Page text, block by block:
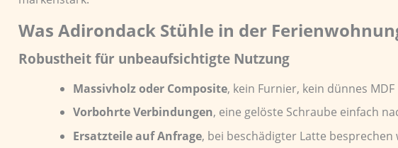
Was Adirondack Stühle in der
Robustheit für unbeaufsichtigte Nutzung
Massivholz oder Composite, kein Furnier, kein dünnes MDF
Vorbohrte Verbindungen, eine gelöste Schraube einfach
Ersatzteile auf Anfrage, bei beschädigter Latte